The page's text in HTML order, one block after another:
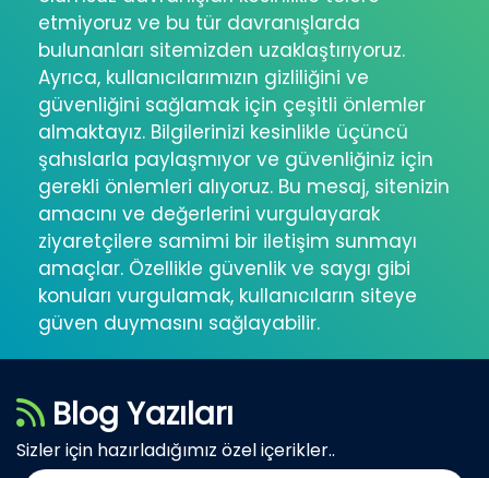
etmiyoruz ve bu tür davranışlarda
bulunanları sitemizden uzaklaştırıyoruz.
Ayrıca, kullanıcılarımızın gizliliğini ve
güvenliğini sağlamak için çeşitli önlemler
almaktayız. Bilgilerinizi kesinlikle üçüncü
şahıslarla paylaşmıyor ve güvenliğiniz için
gerekli önlemleri alıyoruz. Bu mesaj, sitenizin
amacını ve değerlerini vurgulayarak
ziyaretçilere samimi bir iletişim sunmayı
amaçlar. Özellikle güvenlik ve saygı gibi
konuları vurgulamak, kullanıcıların siteye
güven duymasını sağlayabilir.
Blog Yazıları
Sizler için hazırladığımız özel içerikler..